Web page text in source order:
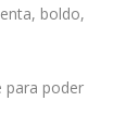
boldo,
para poder